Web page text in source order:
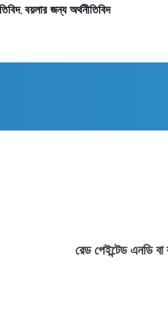
,বয়লার জন্য অর্থনীতিবিদ
রেড পেইন্টেড এনডি